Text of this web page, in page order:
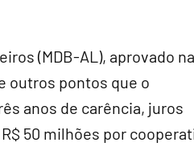
(MDB-AL), aprovado na
outros pontos que o
anos de carência, juros
50 milhões por